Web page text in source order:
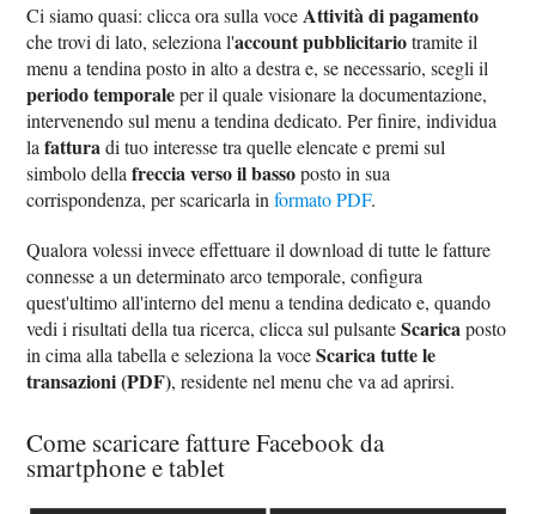
Ci siamo quasi: clicca ora sulla voceAttività di pagamento
che trovi di lato, seleziona l'account pubblicitariotramite il
menu a tendina posto in alto a destra e, se necessario, scegli il
periodo temporaleper il quale visionare la documentazione,
intervenendo sul menu a tendina dedicato. Per finire, individua
lafatturadi tuo interesse tra quelle elencate e premi sul
simbolo dellafreccia verso il bassoposto in sua
corrispondenza, per scaricarla informato PDF.
Qualora volessi invece effettuare il download di tutte le fatture
connesse a un determinato arco temporale, configura
quest'ultimo all'interno del menu a tendina dedicato e, quando
vedi i risultati della tua ricerca, clicca sul pulsanteScaricaposto
in cima alla tabella e seleziona la voceScarica tutte le
transazioni (PDF), residente nel menu che va ad aprirsi.
Come scaricare fatture Facebook da
smartphone e tablet